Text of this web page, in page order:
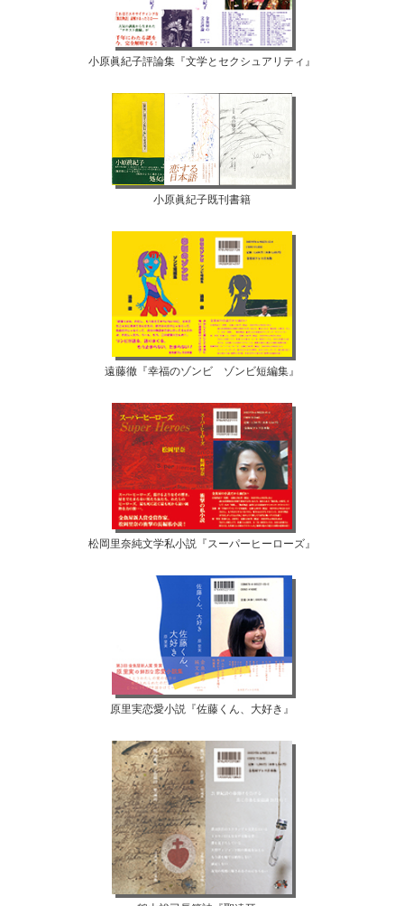
小原眞紀子評論集『文学とセクシュアリティ』
小原眞紀子既刊書籍
遠藤徹『幸福のゾンビ ゾンビ短編集』
松岡里奈純文学私小説『スーパーヒーローズ』
原里実恋愛小説『佐藤くん、大好き』